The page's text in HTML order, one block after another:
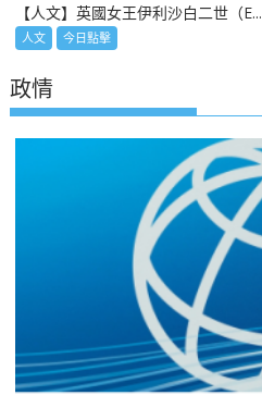
【人文】英國女王伊利沙白二世（E...
人文 今日點擊
政情